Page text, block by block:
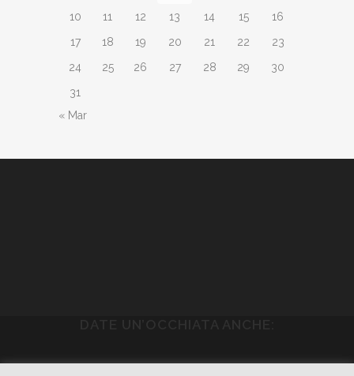
10
11 12 13 14 15
16
17
18 19 20 21 22
23
24
25 26 27 28 29
30
31
« Mar